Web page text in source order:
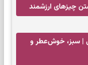
چیزهای ارزشمند
| سبز، خوش‌عطر و